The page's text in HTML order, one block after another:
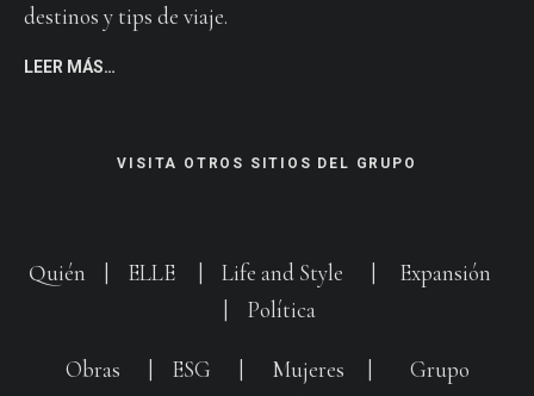
destinos y tips de viaje.
LEER MÁS…
VISITA OTROS SITIOS DEL GRUPO
Quién ELLE Life and Style
Expansión
Política
Obras ESG Mujeres
Grupo